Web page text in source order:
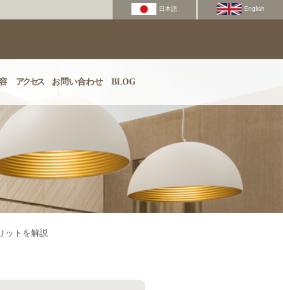
アクセス お問い合わせ BLOG
ットを解説